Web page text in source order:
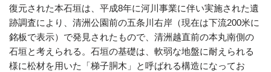
復元された本石垣は、平成8年に河川事業に伴い実施された遺
跡調査により、清洲公園前の五条川右岸（現在は下流200米に
銘板で表示）で発見されたもので、清洲越直前の本丸南側の
石垣と考えられる。石垣の基礎は、軟弱な地盤に耐えられる
様に松材を用いた「梯子胴木」と呼ばれる構造になってお